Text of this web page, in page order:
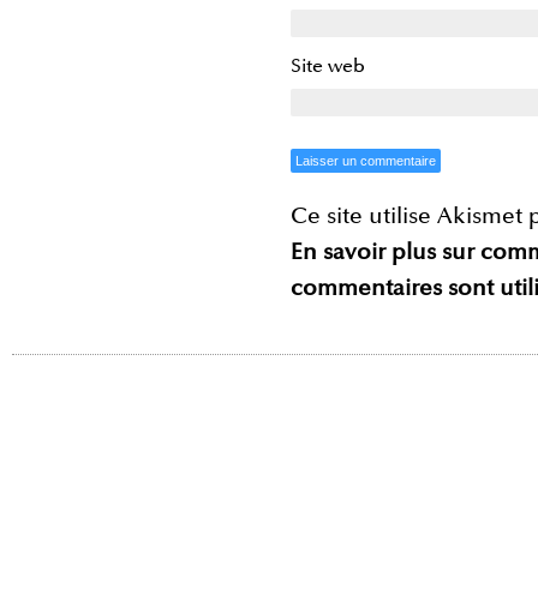
Site web
Ce site utilise Akismet
En savoir plus sur
commentaires sont